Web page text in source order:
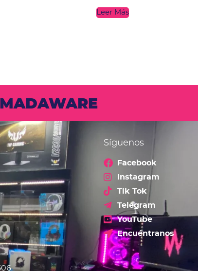
Leer Más
Síguenos
Facebook
Instagram
Tik Tok
Telegram
YouTube
Encuéntranos